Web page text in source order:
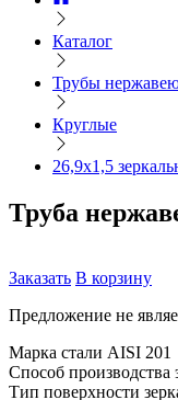
Каталог
Трубы
Круглые
26,9х1,5
Труба
Заказать В корзину
Предложение не
Марка стали AISI 201
Способ производства
Тип поверхности